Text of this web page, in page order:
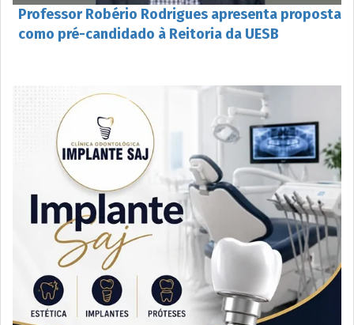
Professor Robério Rodrigues apresenta proposta
como pré-candidado à Reitoria da UESB